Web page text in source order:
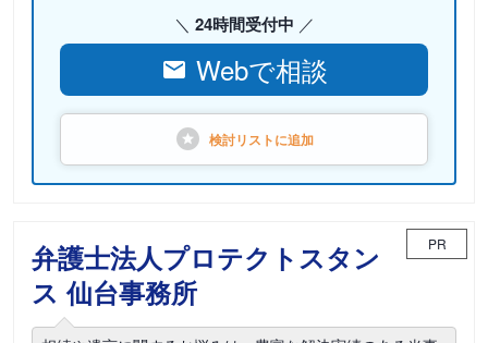
24時間受付中
Webで相談
検討リストに追加
弁護士法人プロテクトスタン
ス 仙台事務所
PR